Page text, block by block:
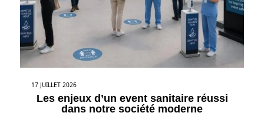
17 JUILLET 2026
Les enjeux d’un event sanitaire réussi
dans notre société moderne